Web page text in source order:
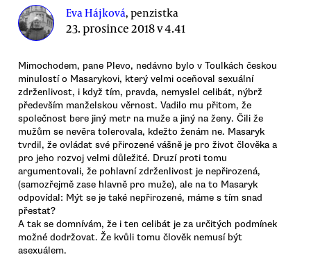
Eva Hájková, penzistka
23. prosince 2018 v 4.41
Mimochodem, pane Plevo, nedávno bylo v Toulkách českou
minulostí o Masarykovi, který velmi oceňoval sexuální
zdrženlivost, i když tím, pravda, nemyslel celibát, nýbrž
především manželskou věrnost. Vadilo mu přitom, že
společnost bere jiný metr na muže a jiný na ženy. Čili že
mužům se nevěra tolerovala, kdežto ženám ne. Masaryk
tvrdil, že ovládat své přirozené vášně je pro život člověka a
pro jeho rozvoj velmi důležité. Druzí proti tomu
argumentovali, že pohlavní zdrženlivost je nepřirozená,
(samozřejmě zase hlavně pro muže), ale na to Masaryk
odpovídal: Mýt se je také nepřirozené, máme s tím snad
přestat?
A tak se domnívám, že i ten celibát je za určitých podmínek
možné dodržovat. Že kvůli tomu člověk nemusí být
asexuálem.